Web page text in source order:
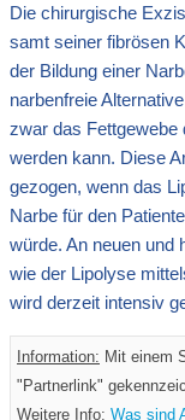
Die chirurgische
samt seiner fibrösen
der Bildung einer
narbenfreie
zwar das Fettgewebe
werden kann. Diese
gezogen, wenn das
Narbe für den
würde. An neuen und
wie der Lipolyse
wird derzeit intensiv
Information: Mit einem
"Partnerlink"
Weitere Info: Was sind